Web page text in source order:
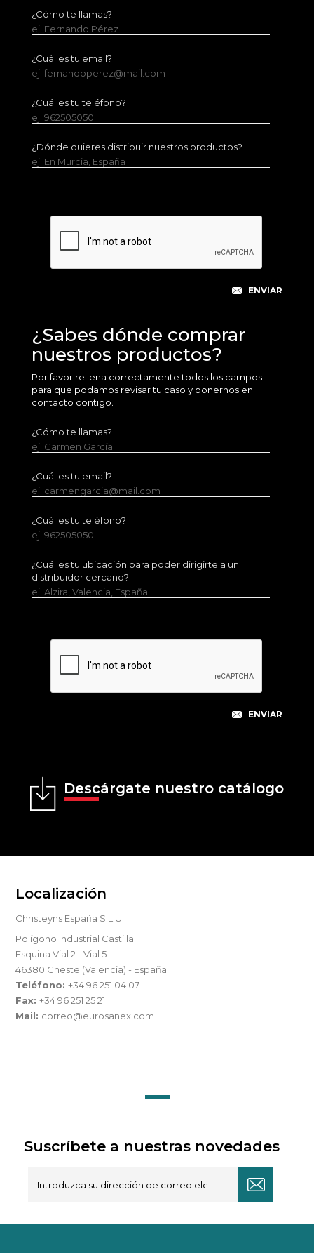
¿Cómo te llamas?
ej. Fernando Pérez
¿Cuál es tu email?
ej. fernandoperez@mail.com
¿Cuál es tu teléfono?
ej. 962505050
¿Dónde quieres distribuir nuestros productos?
ej. En Murcia, España
¿Sabes dónde comprar
nuestros productos?
Por favor rellena correctamente todos los campos
para que podamos revisar tu caso y ponernos en
contacto contigo.
¿Cómo te llamas?
ej. Carmen García
¿Cuál es tu email?
ej. carmengarcia@mail.com
¿Cuál es tu teléfono?
ej. 962505050
¿Cuál es tu ubicación para poder dirigirte a un
distribuidor cercano?
ej. Alzira, Valencia, España.
Descárgate nuestro catálogo
Localización
Christeyns España S.L.U.
Polígono Industrial Castilla
Esquina Vial 2 - Vial 5
46380 Cheste (Valencia) - España
Teléfono:+34 96 251 04 07
Fax:+34 96 251 25 21
Mail: correo@eurosanex.com
Suscríbete a nuestras novedades